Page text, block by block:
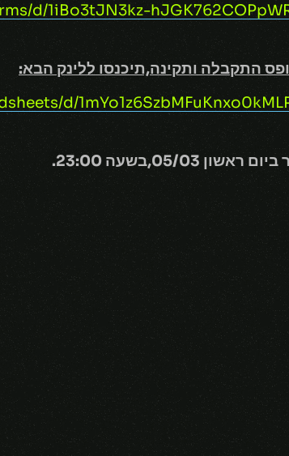
d/1iBo3tJN3kz-
התקבלה ותקינה,תיכנסו ללינק הבא:
d/
ראשון 05/03
,בשעה 23:00.